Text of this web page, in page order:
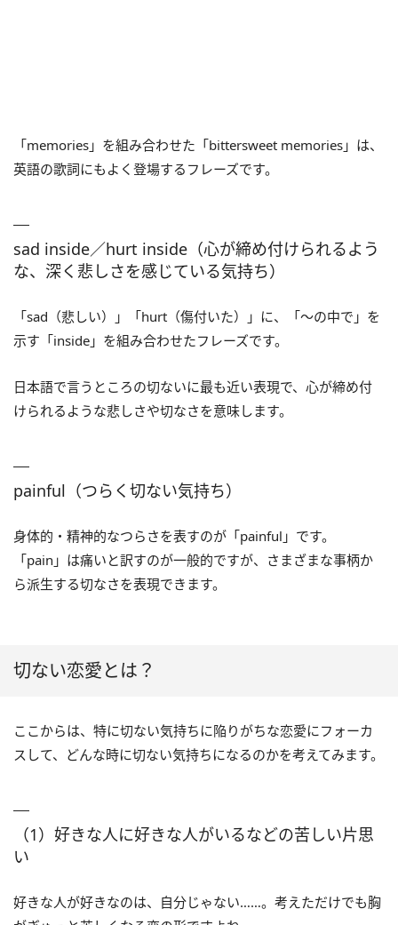
「memories」を組み合わせた「bittersweet memories」は、
英語の歌詞にもよく登場するフレーズです。
sad inside／hurt inside（心が締め付けられるよう
な、深く悲しさを感じている気持ち）
「sad（悲しい）」「hurt（傷付いた）」に、「～の中で」を
示す「inside」を組み合わせたフレーズです。
日本語で言うところの切ないに最も近い表現で、心が締め付
けられるような悲しさや切なさを意味します。
painful（つらく切ない気持ち）
身体的・精神的なつらさを表すのが「painful」です。
「pain」は痛いと訳すのが一般的ですが、さまざまな事柄か
ら派生する切なさを表現できます。
切ない恋愛とは？
ここからは、特に切ない気持ちに陥りがちな恋愛にフォーカ
スして、どんな時に切ない気持ちになるのかを考えてみます。
（1）好きな人に好きな人がいるなどの苦しい片思
い
好きな人が好きなのは、自分じゃない……。考えただけでも胸